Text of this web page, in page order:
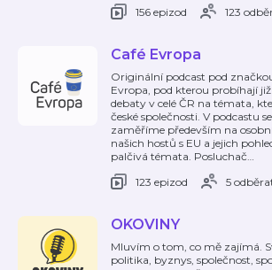
156 epizod
123
Café Evropa
Originální podcast pod
Evropa, pod kterou probíhají
debaty v celé ČR na témata,
české společnosti. V podcastu
zaměříme především na
našich hostů s EU a jejich
palčivá témata. Posluchač…
123 epizod
5
OKOVINY
Mluvím o tom, co mě zajímá.
politika, byznys, společnost,